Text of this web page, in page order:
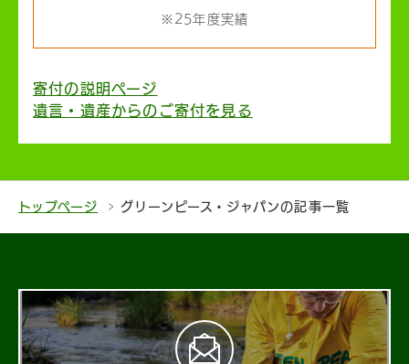
※25年度実績
寄付の説明ページ
遺言・遺産からのご寄付を見る
トップページ グリーンピース・ジャパンの記事一覧